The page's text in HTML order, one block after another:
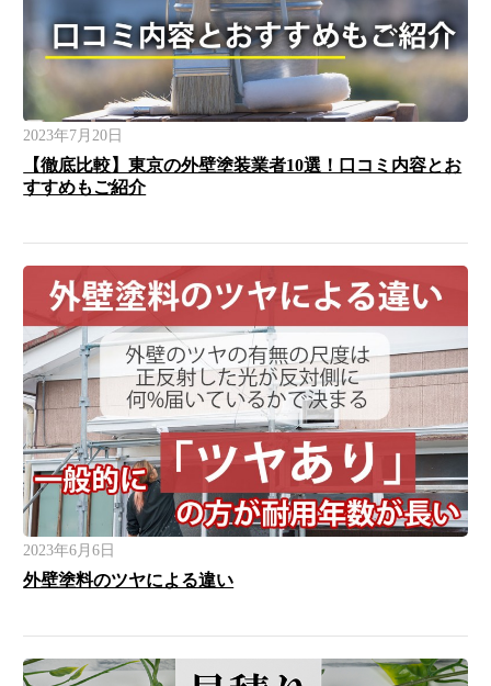
2023年7月20日
【徹底比較】東京の外壁塗装業者10選！口コミ内容とお
すすめもご紹介
2023年6月6日
外壁塗料のツヤによる違い